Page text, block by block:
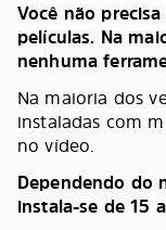
Você não
películas. Na
nenhuma
Na maioria dos
instaladas com
no vídeo.
Dependendo do
instala-se de 15